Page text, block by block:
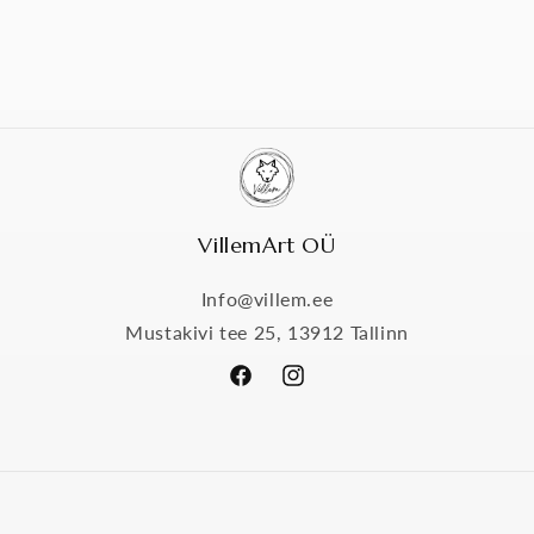
VillemArt OÜ
Info@villem.ee
Mustakivi tee 25, 13912 Tallinn
FacebookInstagram